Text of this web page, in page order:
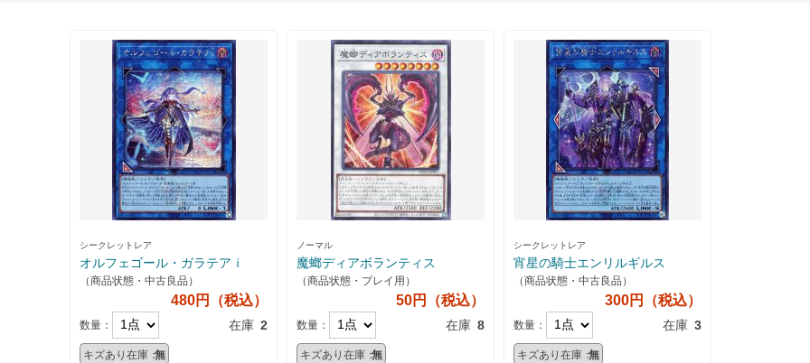
シークレットレア
オルフェゴール・ガラテアｉ
（商品状態・中古良品）
480円（税込）
数量： 在庫 2
キズあり在庫：無
ノーマル
魔螂ディアボランティス
（商品状態・プレイ用）
50円（税込）
数量： 在庫 8
キズあり在庫：無
シークレットレア
宵星の騎士エンリルギルス
（商品状態・中古良品）
300円（税込）
数量： 在庫 3
キズあり在庫：無